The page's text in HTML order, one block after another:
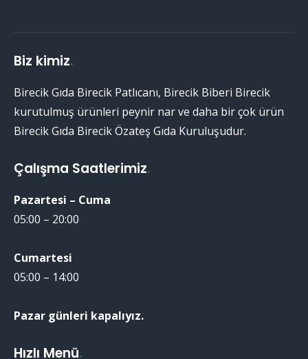
Biz kimiz.
Birecik Gıda Birecik Patlıcanı, Birecik Biberi Birecik
kurutulmuş ürünleri peynir nar ve daha bir çok ürün
Birecik Gıda Birecik Özateş Gıda Kuruluşudur.
Çalışma Saatlerimiz.
Pazartesi – Cuma
05:00 – 20:00
Cumartesi
05:00 – 14:00
Pazar günleri kapalıyız.
Hızlı Menü.